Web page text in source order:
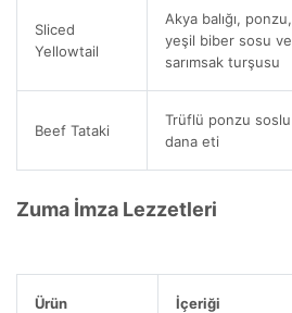
Sliced
Yellowtail
Akya balığı, ponzu,
yeşil biber sosu ve
sarımsak turşusu
Beef Tataki
Trüflü ponzu soslu
dana eti
Zuma İmza Lezzetleri
Ürün İçeriği